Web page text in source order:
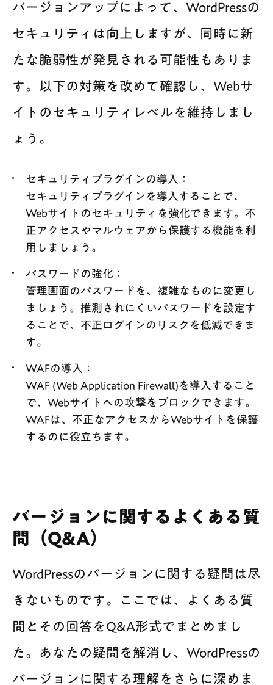
バージョンアップによって、WordPressの
セキュリティは向上しますが、同時に新
たな脆弱性が発見される可能性もありま
す。以下の対策を改めて確認し、Webサ
イトのセキュリティレベルを維持しまし
ょう。
セキュリティプラグインの導入 ：
セキュリティプラグインを導入することで、
Webサイトのセキュリティを強化できます。不
正アクセスやマルウェアから保護する機能を利
用しましょう。
パスワードの強化 ：
管理画面のパスワードを、複雑なものに変更し
ましょう。推測されにくいパスワードを設定す
ることで、不正ログインのリスクを低減できま
す。
WAFの導入 ：
WAF (Web Application Firewall)を導入すること
で、Webサイトへの攻撃をブロックできます。
WAFは、不正なアクセスからWebサイトを保護
するのに役立ちます。
バージョンに関するよくある質
問（Q&A）
WordPressのバージョンに関する疑問は尽
きないものです。ここでは、よくある質
問とその回答をQ&A形式でまとめまし
た。あなたの疑問を解消し、WordPressの
バージョンに関する理解をさらに深めま